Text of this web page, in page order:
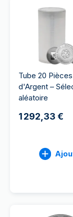
Tube 20 Pièces
d'Argent –
aléatoire
1 292,33 €